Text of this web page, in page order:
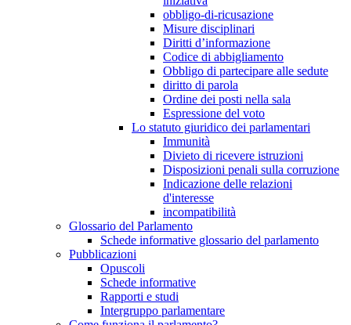
obbligo-di-ricusazione
Misure disciplinari
Diritti d’informazione
Codice di abbigliamento
Obbligo di partecipare alle sedute
diritto di parola
Ordine dei posti nella sala
Espressione del voto
Lo statuto giuridico dei parlamentari
Immunità
Divieto di ricevere istruzioni
Disposizioni penali sulla corruzione
Indicazione delle relazioni
d'interesse
incompatibilità
Glossario del Parlamento
Schede informative glossario del parlamento
Pubblicazioni
Opuscoli
Schede informative
Rapporti e studi
Intergruppo parlamentare